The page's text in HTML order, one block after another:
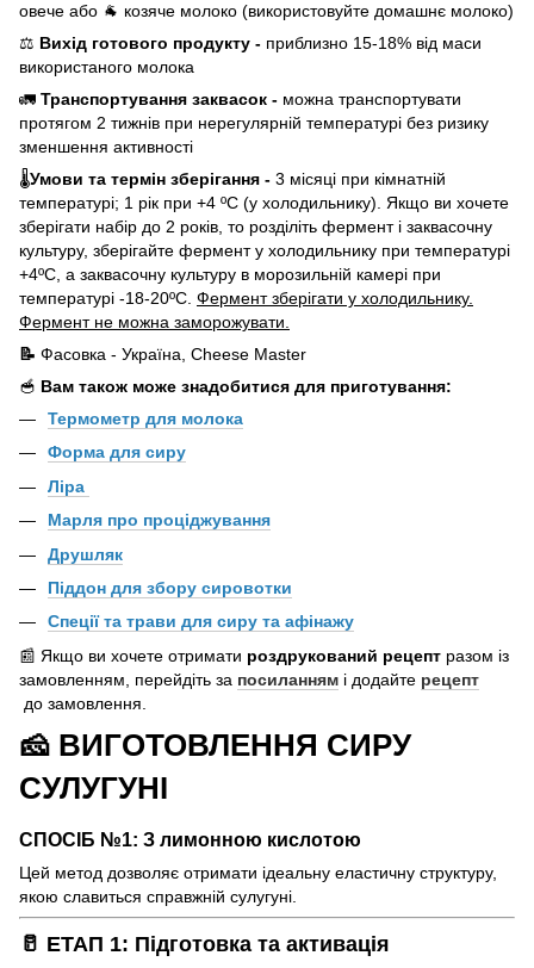
овече або 🐐 козяче молоко (використовуйте домашнє молоко)
⚖️ Вихід готового продукту - приблизно 15-18% від маси
використаного молока
🚛 Транспортування заквасок - можна транспортувати
протягом 2 тижнів при нерегулярній температурі без ризику
зменшення активності
🌡Умови та термін зберігання - 3 місяці при кімнатній
температурі; 1 рік при +4 ºС (у холодильнику). Якщо ви хочете
зберігати набір до 2 років, то розділіть фермент і заквасочну
культуру, зберігайте фермент у холодильнику при температурі
+4ºС, а заквасочну культуру в морозильній камері при
температурі -18-20ºС. Фермент зберігати у холодильнику.
Фермент не можна заморожувати.
📝 Фасовка - Україна, Cheese Master
🥣 Вам також може знадобитися для приготування:
Термометр для молока
Форма для сиру
Ліра
Марля про проціджування
Друшляк
Піддон для збору сировотки
Спеції та трави для сиру та афінажу
📰 Якщо ви хочете отримати роздрукований рецепт разом із
замовленням, перейдіть за посиланням і додайте рецепт
до замовлення.
🧀 ВИГОТОВЛЕННЯ СИРУ
СУЛУГУНІ
СПОСІБ №1: З лимонною кислотою
Цей метод дозволяє отримати ідеальну еластичну структуру,
якою славиться справжній сулугуні.
🥛 ЕТАП 1: Підготовка та активація